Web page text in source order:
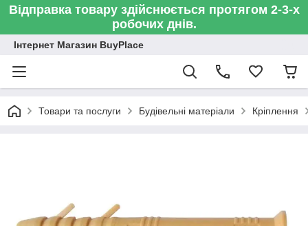
Відправка товару здійснюється протягом 2-3-х
робочих днів.
Інтернет Магазин BuyPlace
Товари та послуги Будівельні матеріали Кріплення